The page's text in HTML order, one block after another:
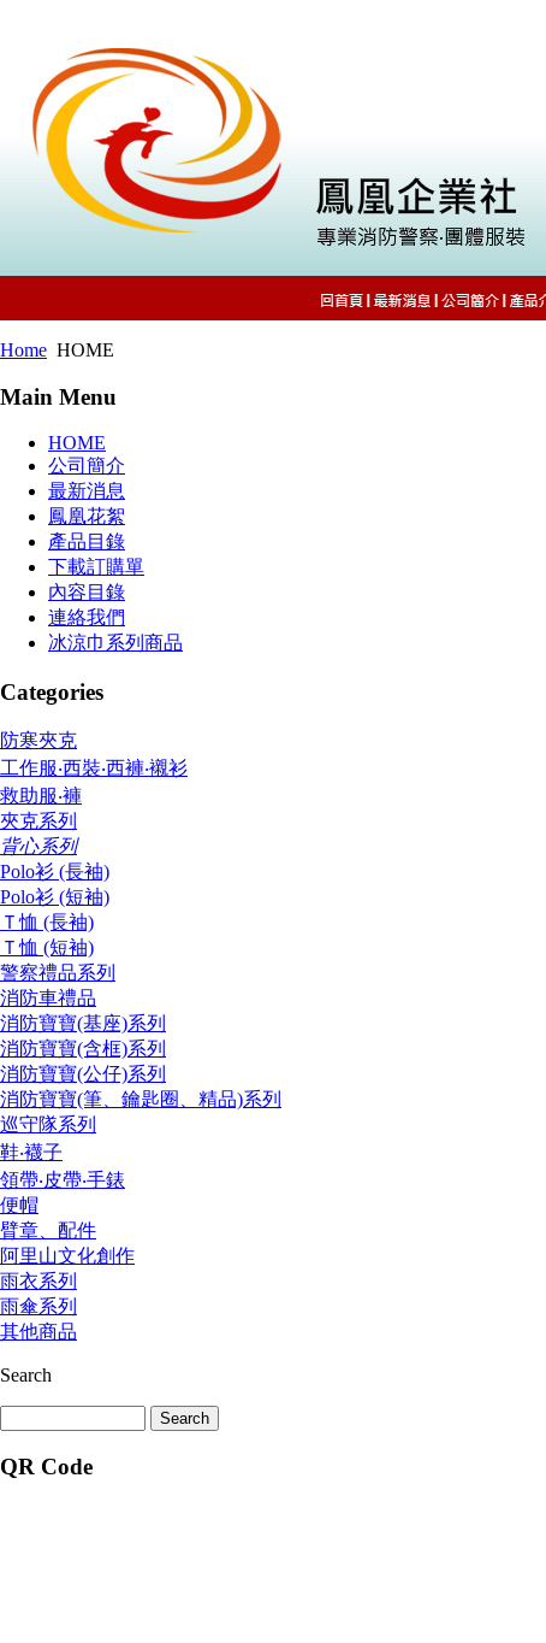
Home HOME
Main Menu
HOME
公司簡介
最新消息
鳳凰花絮
產品目錄
下載訂購單
內容目錄
連絡我們
冰涼巾系列商品
Categories
防寒夾克
工作服‧西裝‧西褲‧襯衫
救助服‧褲
夾克系列
背心系列
Polo衫 (長袖)
Polo衫 (短袖)
Ｔ恤 (長袖)
Ｔ恤 (短袖)
警察禮品系列
消防車禮品
消防寶寶(基座)系列
消防寶寶(含框)系列
消防寶寶(公仔)系列
消防寶寶(筆、鑰匙圈、精品)系列
巡守隊系列
鞋‧襪子
領帶‧皮帶‧手錶
便帽
臂章、配件
阿里山文化創作
雨衣系列
雨傘系列
其他商品
Search
QR Code